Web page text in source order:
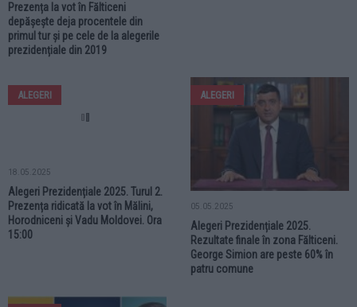
Prezența la vot în Fălticeni
depășește deja procentele din
primul tur și pe cele de la alegerile
prezidențiale din 2019
ALEGERI
18.05.2025
Alegeri Prezidențiale 2025. Turul 2.
Prezența ridicată la vot în Mălini,
ALEGERI
05.05.2025
Alegeri Prezidențiale 2025.
Rezultate finale în zona Fălticeni.
George Simion are peste 60% în
patru comune